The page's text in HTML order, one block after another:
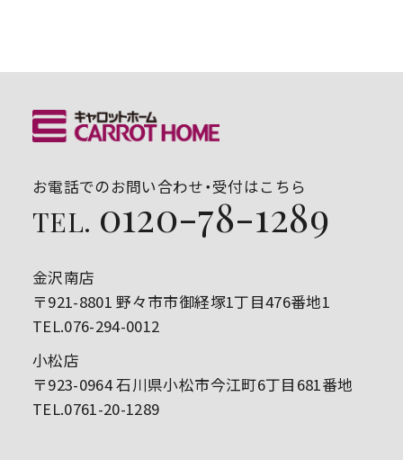
お電話でのお問い合わせ・受付はこちら
TEL. 0120-78-1289
金沢南店
〒921-8801 野々市市御経塚1丁目476番地1
TEL.076-294-0012
小松店
〒923-0964 石川県小松市今江町6丁目681番地
TEL.0761-20-1289